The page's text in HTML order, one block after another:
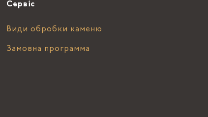
Сервіс
Види обробки каменю
Замовна программа